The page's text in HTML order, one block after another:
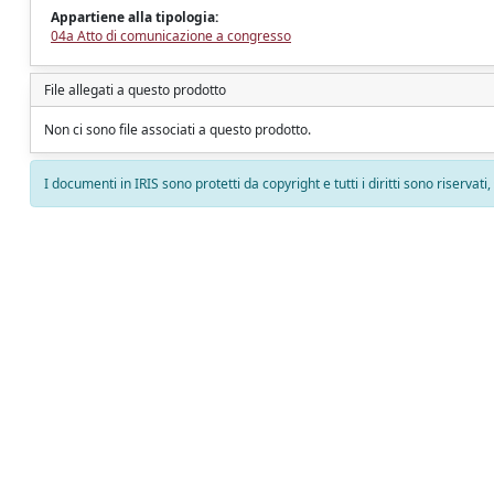
Appartiene alla tipologia:
04a Atto di comunicazione a congresso
File allegati a questo prodotto
Non ci sono file associati a questo prodotto.
I documenti in IRIS sono protetti da copyright e tutti i diritti sono